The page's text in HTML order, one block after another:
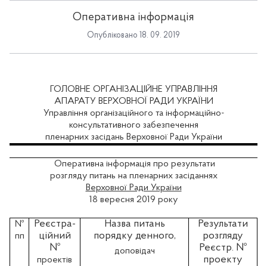
Оперативна інформація
Опубліковано 18. 09. 2019
ГОЛОВНЕ ОРГАНІЗАЦІЙНЕ УПРАВЛІННЯ
АПАРАТУ ВЕРХОВНОЇ РАДИ УКРАЇНИ
Управління організаційного та інформаційно-
консультативного забезпечення
пленарних засідань Верховної Ради України
Оперативна інформація про результати
розгляду питань на пленарних засіданнях
Верховної Ради України
18 вересня 2019 року
№
пп
Реєстра-
ційний
№
проектів
Назва питань
порядку денного,
доповідач
Результати
розгляду
Реєстр. №
проекту